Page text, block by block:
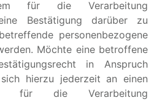
für die Verarbeitung
Bestätigung darüber zu
personenbezogene
Möchte eine betroffene
in Anspruch
hierzu jederzeit an einen
für die Verarbeitung